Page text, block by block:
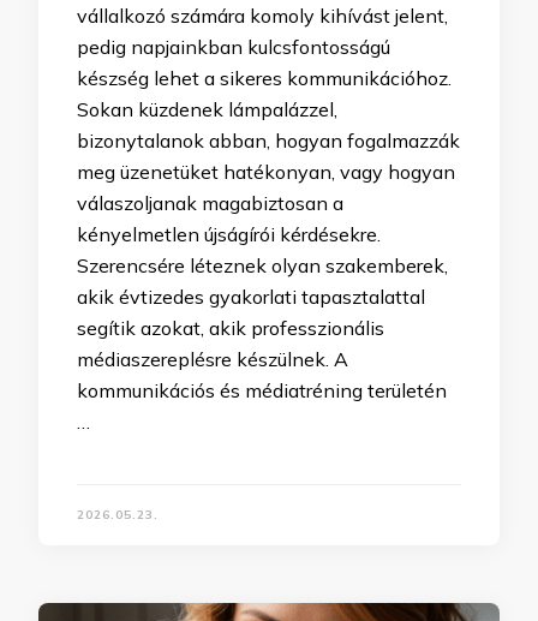
vállalkozó számára komoly kihívást jelent,
pedig napjainkban kulcsfontosságú
készség lehet a sikeres kommunikációhoz.
Sokan küzdenek lámpalázzel,
bizonytalanok abban, hogyan fogalmazzák
meg üzenetüket hatékonyan, vagy hogyan
válaszoljanak magabiztosan a
kényelmetlen újságírói kérdésekre.
Szerencsére léteznek olyan szakemberek,
akik évtizedes gyakorlati tapasztalattal
segítik azokat, akik professzionális
médiaszereplésre készülnek. A
kommunikációs és médiatréning területén
2026.05.23.